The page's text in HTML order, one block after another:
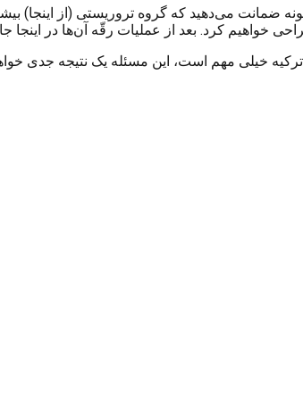
ضمانت می‌دهید که گروه تروریستی (از
کرد. بعد از عملیات رقّه آن‌ها در اینجا
خیلی مهم است، این مسئله یک نتیجه جدی